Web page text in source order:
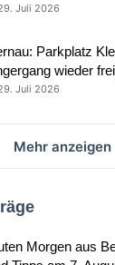
Juli 2026
Parkplatz
wieder
Juli 2026
Mehr anzeigen
Morgen aus